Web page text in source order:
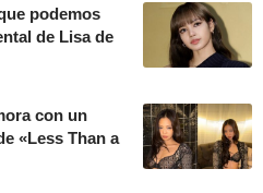
podemos
de Lisa de
con un
«Less Than a